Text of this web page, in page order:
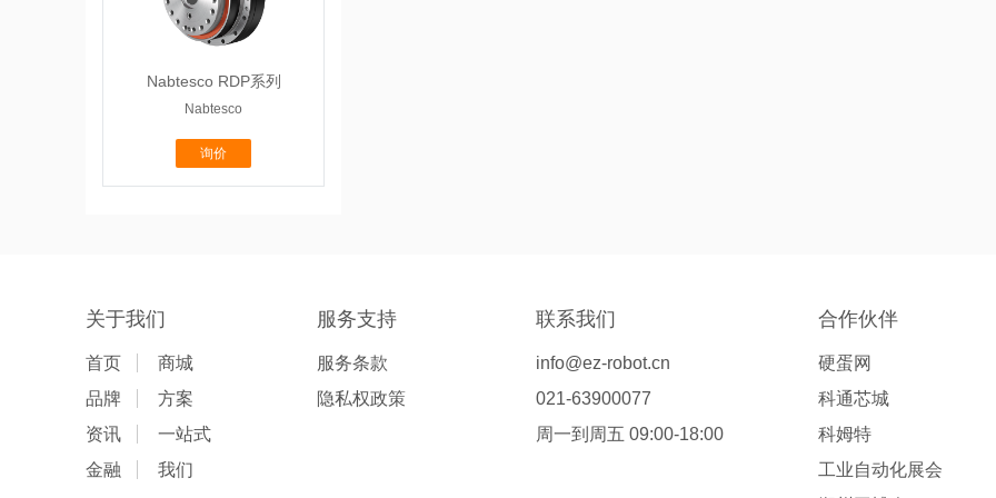
Nabtesco RDP系列
Nabtesco
询价
关于我们
首页
商城
品牌
方案
资讯
一站式
金融
我们
服务支持
服务条款
隐私权政策
联系我们
info@ez-robot.cn
021-63900077
周一到周五 09:00-18:00
合作伙伴
硬蛋网
科通芯城
科姆特
工业自动化展会